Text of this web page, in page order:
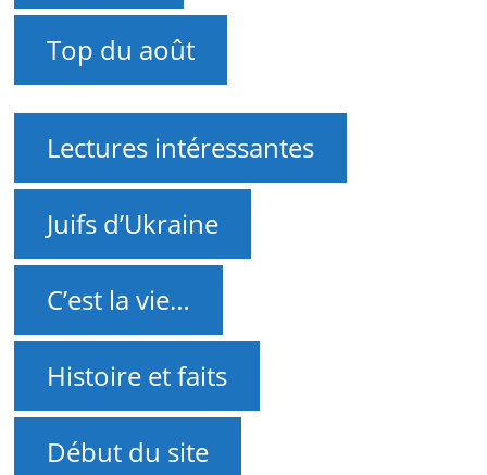
Top du août
Lectures intéressantes
Juifs d’Ukraine
C’est la vie…
Histoire et faits
Début du site